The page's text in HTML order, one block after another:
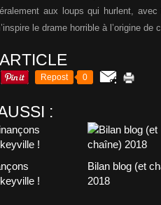
aux loups qui hurlent,
le drame horrible à l’origine de
Repost 0
:
!
Bilan blog (et
2018